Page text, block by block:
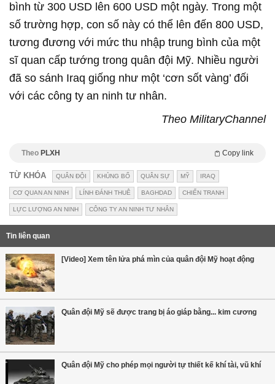
bình từ 300 USD lên 600 USD một ngày. Trong một
số trường hợp, con số này có thể lên đến 800 USD,
tương đương với mức thu nhập trung bình của một
sĩ quan cấp tướng trong quân đội Mỹ. Nhiều người
đã so sánh Iraq giống như một ‘cơn sốt vàng’ đối
với các công ty an ninh tư nhân.
Theo MilitaryChannel
Theo PLXH Copy link
TỪ KHÓA QUÂN ĐỘI KHỦNG BỐ QUÂN SỰ MỸ IRAQ
CƠ QUAN AN NINH LÍNH ĐÁNH THUÊ BAGHDAD CHIẾN TRANH
LỰC LƯỢNG AN NINH CÔNG TY AN NINH TƯ NHÂN
Tin liên quan
[Video] Xem tên lửa phá mìn của quân đội Mỹ hoạt động
Quân đội Mỹ sẽ được trang bị áo giáp bằng... kim cương
Quân đội Mỹ cho phép mọi người tự thiết kế khí tài, vũ khí